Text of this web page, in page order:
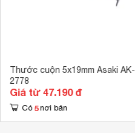
Thước cuộn 5x19mm Asaki AK-
2778
Giá từ 47.190 đ
Có 5 nơi bán